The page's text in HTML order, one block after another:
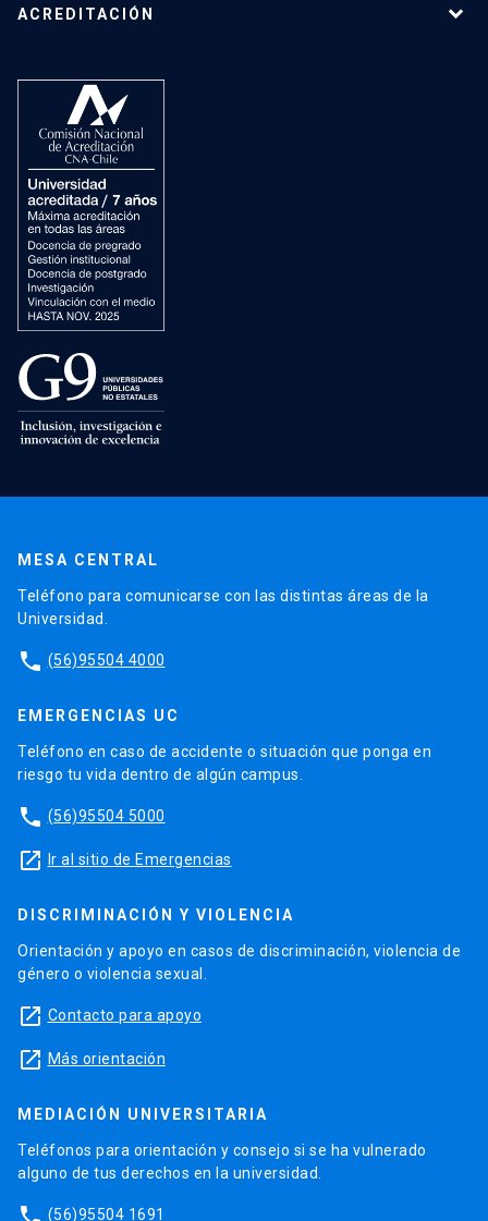
ACREDITACIÓN
MESA CENTRAL
Teléfono para comunicarse con las distintas áreas de la
Universidad.
phone (56)95504 4000
EMERGENCIAS UC
Teléfono en caso de accidente o situación que ponga en
riesgo tu vida dentro de algún campus.
phone (56)95504 5000
launch Ir al sitio de Emergencias
DISCRIMINACIÓN Y VIOLENCIA
Orientación y apoyo en casos de discriminación, violencia de
género o violencia sexual.
launch Contacto para apoyo
launch Más orientación
MEDIACIÓN UNIVERSITARIA
Teléfonos para orientación y consejo si se ha vulnerado
alguno de tus derechos en la universidad.
(56)95504 1691